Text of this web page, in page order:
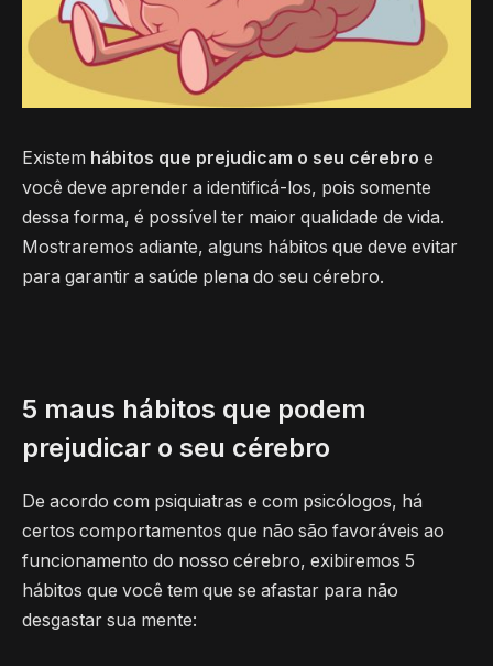
Existem hábitos que prejudicam o seu cérebro e
você deve aprender a identificá-los, pois somente
dessa forma, é possível ter maior qualidade de vida.
Mostraremos adiante, alguns hábitos que deve evitar
para garantir a saúde plena do seu cérebro.
5 maus hábitos que podem
prejudicar o seu cérebro
De acordo com psiquiatras e com psicólogos, há
certos comportamentos que não são favoráveis ao
funcionamento do nosso cérebro, exibiremos 5
hábitos que você tem que se afastar para não
desgastar sua mente: